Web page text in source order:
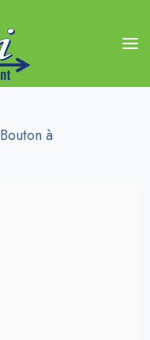
Bouton à